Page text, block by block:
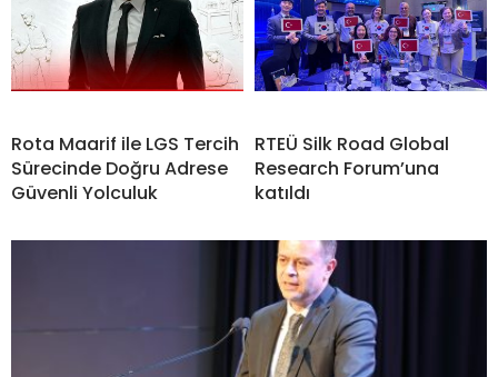
Rota Maarif ile LGS Tercih
Sürecinde Doğru Adrese
Güvenli Yolculuk
RTEÜ Silk Road Global
Research Forum’una
katıldı